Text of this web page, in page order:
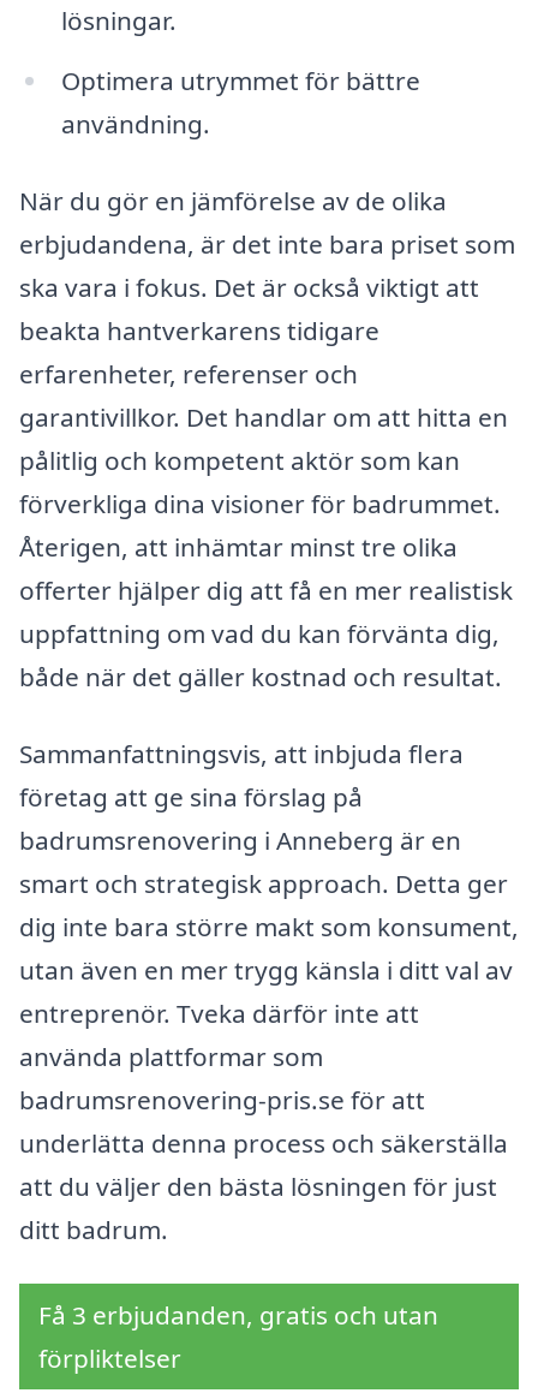
lösningar.
Optimera utrymmet för bättre
användning.
När du gör en jämförelse av de olika
erbjudandena, är det inte bara priset som
ska vara i fokus. Det är också viktigt att
beakta hantverkarens tidigare
erfarenheter, referenser och
garantivillkor. Det handlar om att hitta en
pålitlig och kompetent aktör som kan
förverkliga dina visioner för badrummet.
Återigen, att inhämtar minst tre olika
offerter hjälper dig att få en mer realistisk
uppfattning om vad du kan förvänta dig,
både när det gäller kostnad och resultat.
Sammanfattningsvis, att inbjuda flera
företag att ge sina förslag på
badrumsrenovering i Anneberg är en
smart och strategisk approach. Detta ger
dig inte bara större makt som konsument,
utan även en mer trygg känsla i ditt val av
entreprenör. Tveka därför inte att
använda plattformar som
badrumsrenovering-pris.se för att
underlätta denna process och säkerställa
att du väljer den bästa lösningen för just
ditt badrum.
Få 3 erbjudanden, gratis och utan
förpliktelser